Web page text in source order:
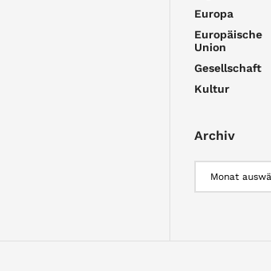
Europa
Europäische
Union
Gesellschaft
Kultur
Archiv